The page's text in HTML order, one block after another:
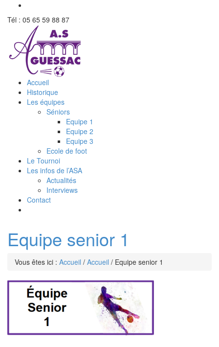
Tél : 05 65 59 88 87
Accueil
Historique
Les équipes
Séniors
Equipe 1
Equipe 2
Equipe 3
Ecole de foot
Le Tournoi
Les infos de l’ASA
Actualités
Interviews
Contact
Equipe senior 1
Vous êtes ici : Accueil / Accueil / Equipe senior 1